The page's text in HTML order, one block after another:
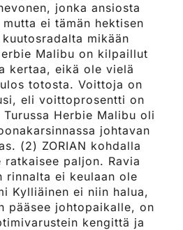
jonka ansiosta
ei tämän hektisen
mikään
Malibu on kilpaillut
kertaa, eikä ole vielä
totosta. Voittoja on
eli voittoprosentti on
Herbie Malibu oli
johtavan
(2) ZORIAN kohdalla
paljon. Ravia
rinnalta ei keulaan ole
Kylliäinen ei niin halua,
pääsee johtopaikalle, on
kengittä ja